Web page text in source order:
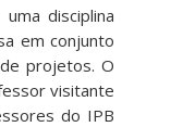
disciplina
em conjunto
projetos. O
visitante
do IPB